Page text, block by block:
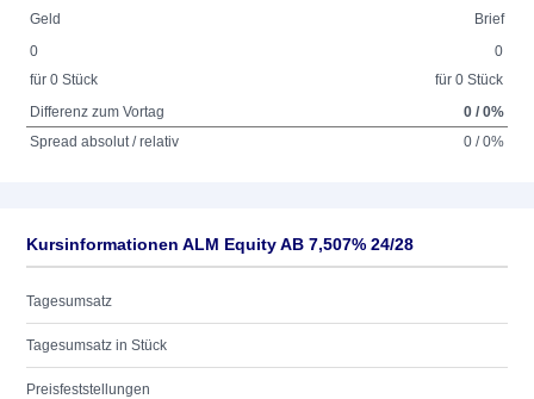
Geld
Brief
0
für 0 Stück
0
für 0 Stück
Differenz zum Vortag
0 / 0%
Spread absolut / relativ
0 / 0%
Kursinformationen ALM Equity AB 7,507% 24/28
Tagesumsatz
Tagesumsatz in Stück
Preisfeststellungen